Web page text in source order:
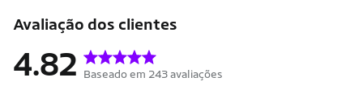
Avaliação dos clientes
4.82 Baseado em 243 avaliações